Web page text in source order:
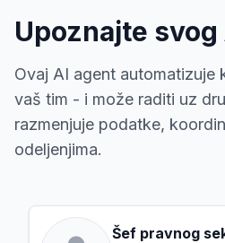
Upoznajte svog
Ovaj AI agent automatizuje
vaš tim - i može raditi uz
razmenjuje podatke,
odeljenjima.
Šef pravnog